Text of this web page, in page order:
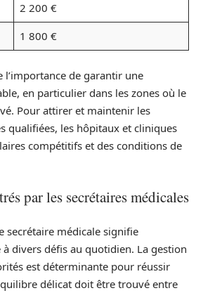
2 200 €
1 800 €
l’importance de garantir une
en particulier dans les zones où le
Pour attirer et maintenir les
qualifiées, les hôpitaux et cliniques
compétitifs et des conditions de
par les secrétaires médicales
secrétaire médicale signifie
divers défis au quotidien. La gestion
est déterminante pour réussir
délicat doit être trouvé entre